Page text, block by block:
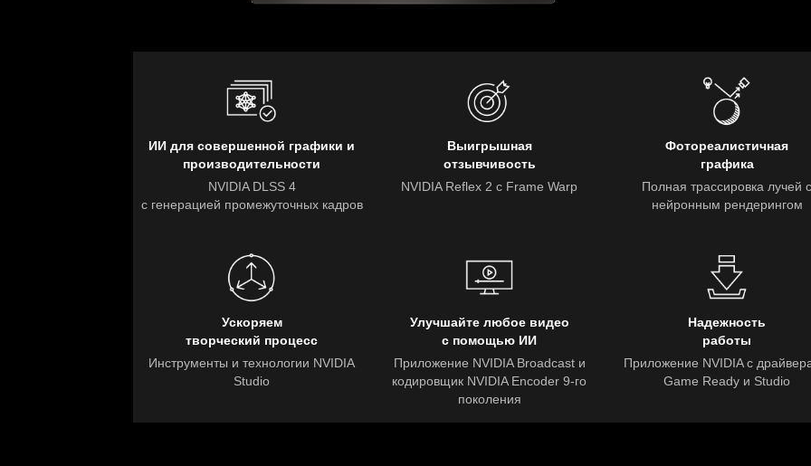
ИИ для совершенной графики и
производительности
NVIDIA DLSS 4
с генерацией промежуточных кадров
Выигрышная
отзывчивость
NVIDIA Reflex 2 с Frame Warp
Фотореалистичная
графика
Полная трассировка лучей с
нейронным рендерингом
Ускоряем
творческий процесс
Инструменты и технологии NVIDIA
Studio
Улучшайте любое видео
с помощью ИИ
Приложение NVIDIA Broadcast и
кодировщик NVIDIA Encoder 9-го
поколения
Надежность
работы
Приложение NVIDIA с
Game Ready и Studio